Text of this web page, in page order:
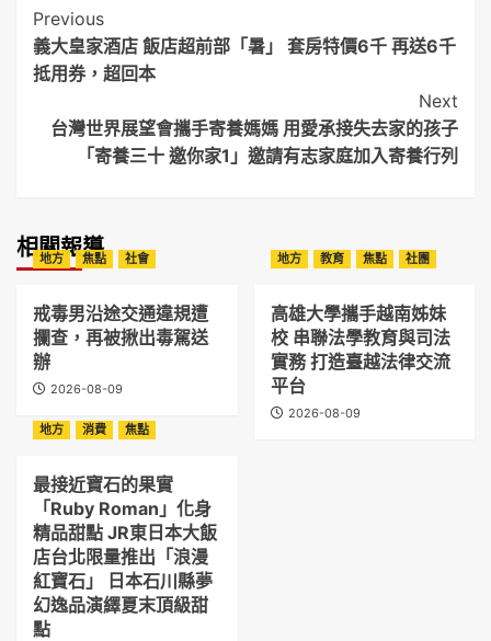
Post
Navigation
Previous
義大皇家酒店 飯店超前部「暑」 套房特價6千 再送6千
抵用券，超回本
Next
台灣世界展望會攜手寄養媽媽 用愛承接失去家的孩子
「寄養三十 邀你家1」邀請有志家庭加入寄養行列
相關報導
地方 焦點 社會
戒毒男沿途交通違規遭
攔查，再被揪出毒駕送
辦
2026-08-09
地方 教育 焦點 社團
高雄大學攜手越南姊妹
校 串聯法學教育與司法
實務 打造臺越法律交流
平台
2026-08-09
地方
消費 焦點
最接近寶石的果實
「Ruby Roman」化身
精品甜點 JR東日本大飯
店台北限量推出「浪漫
紅寶石」 日本石川縣夢
幻逸品演繹夏末頂級甜
點